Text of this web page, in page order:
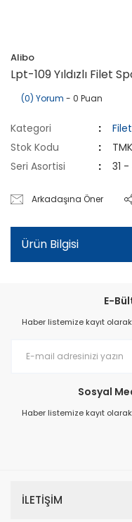
Alibo
Lpt-109 Yıldızlı Filet
(0) Yorum - 0 Puan
Kategori
Stok Kodu
Seri Asortisi
31 -
Arkadaşına Öner
Ürün Bilgisi
E-
Haber listemize kayıt
Sosyal
Haber listemize kayıt
İLETİŞİM